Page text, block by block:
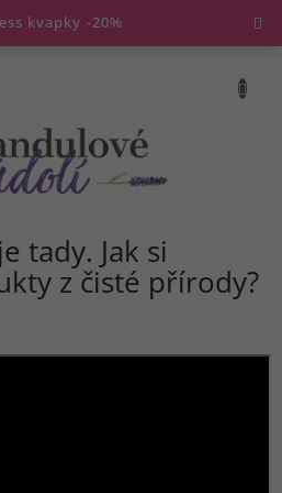
kvapky -20%
KOŠÍK
tady. Jak si
z čisté přírody?